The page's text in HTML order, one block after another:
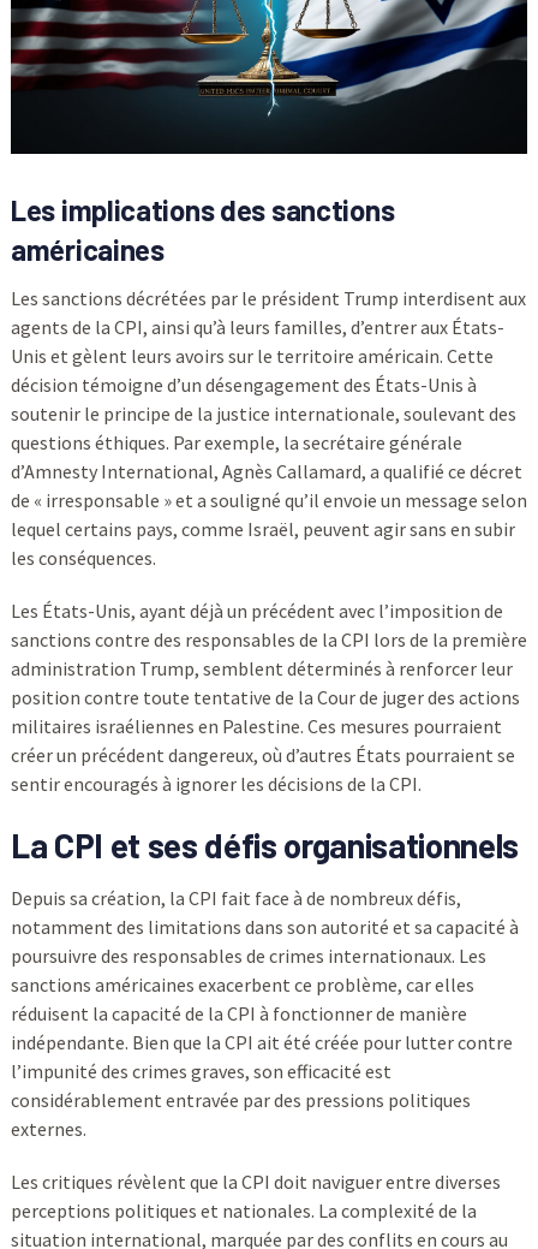
Les implications des sanctions
américaines
Les sanctions décrétées par le président Trump interdisent aux
agents de la CPI, ainsi qu’à leurs familles, d’entrer aux États-
Unis et gèlent leurs avoirs sur le territoire américain. Cette
décision témoigne d’un désengagement des États-Unis à
soutenir le principe de la justice internationale, soulevant des
questions éthiques. Par exemple, la secrétaire générale
d’Amnesty International, Agnès Callamard, a qualifié ce décret
de « irresponsable » et a souligné qu’il envoie un message selon
lequel certains pays, comme Israël, peuvent agir sans en subir
les conséquences.
Les États-Unis, ayant déjà un précédent avec l’imposition de
sanctions contre des responsables de la CPI lors de la première
administration Trump, semblent déterminés à renforcer leur
position contre toute tentative de la Cour de juger des actions
militaires israéliennes en Palestine. Ces mesures pourraient
créer un précédent dangereux, où d’autres États pourraient se
sentir encouragés à ignorer les décisions de la CPI.
La CPI et ses défis organisationnels
Depuis sa création, la CPI fait face à de nombreux défis,
notamment des limitations dans son autorité et sa capacité à
poursuivre des responsables de crimes internationaux. Les
sanctions américaines exacerbent ce problème, car elles
réduisent la capacité de la CPI à fonctionner de manière
indépendante. Bien que la CPI ait été créée pour lutter contre
l’impunité des crimes graves, son efficacité est
considérablement entravée par des pressions politiques
externes.
Les critiques révèlent que la CPI doit naviguer entre diverses
perceptions politiques et nationales. La complexité de la
situation international, marquée par des conflits en cours au